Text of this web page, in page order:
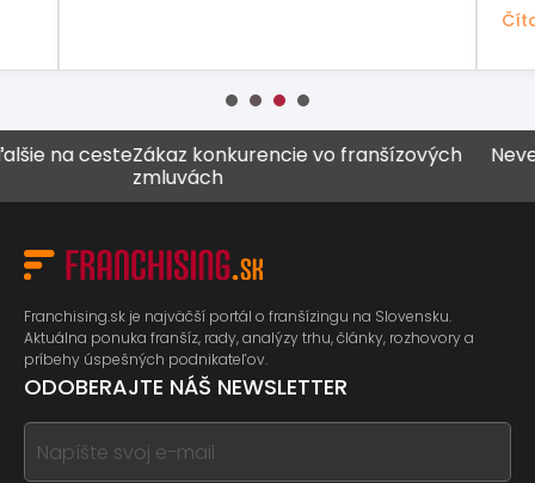
cesteZákaz konkurencie vo franšízových
zmluvách
Never
Franchising.sk je najväčší portál o franšízingu na Slovensku.
Aktuálna ponuka franšíz, rady, analýzy trhu, články, rozhovory a
príbehy úspešných podnikateľov.
ODOBERAJTE NÁŠ NEWSLETTER
If
you